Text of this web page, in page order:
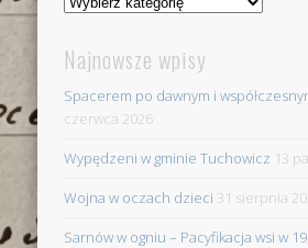
Najnowsze wpisy
Spacerem po dawnym i
czerwca 2026
Wypędzeni w gminie Tuchowicz 13
Wojna w oczach dzieci 31 sierpnia
Sarnów w ogniu – Pacyfikacja wsi w